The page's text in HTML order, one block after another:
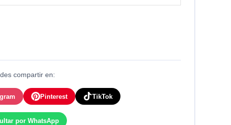
compartir en:
Pinterest TikTok
por WhatsApp